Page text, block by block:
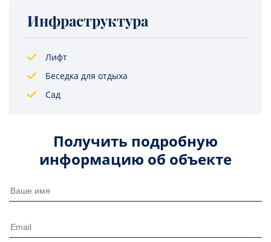
Инфраструктура
Лифт
Беседка для отдыха
Сад
Получить подробную
информацию об объекте